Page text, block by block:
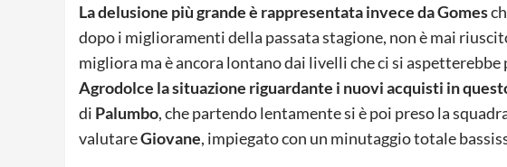
La delusione più grande è rappresentata invece da Gomes
dopo i miglioramenti della passata stagione, non è mai
migliora ma è ancora lontano dai livelli che ci si
Agrodolce la situazione riguardante i nuovi acquisti in
di Palumbo, che partendo lentamente si è poi preso la
valutareGiovane, impiegato con un minutaggio totale